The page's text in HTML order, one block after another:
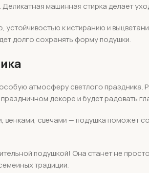
Деликатная машинная стирка делает
устойчивостью к истиранию и
долго сохранять форму подушки.
атмосферу светлого праздника.
декоре и будет радовать
венками, свечами — подушка
подушкой! Она станет не
традиций.